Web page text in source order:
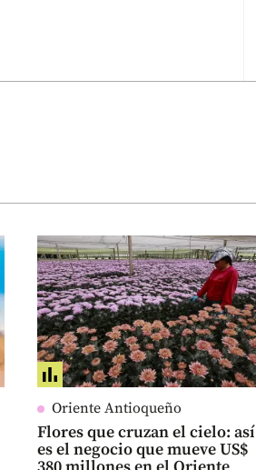
Oriente Antioqueño
Flores que cruzan el cielo: así
es el negocio que mueve US$